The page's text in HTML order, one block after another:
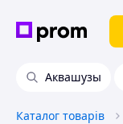
Аквашузы
Каталог товарів